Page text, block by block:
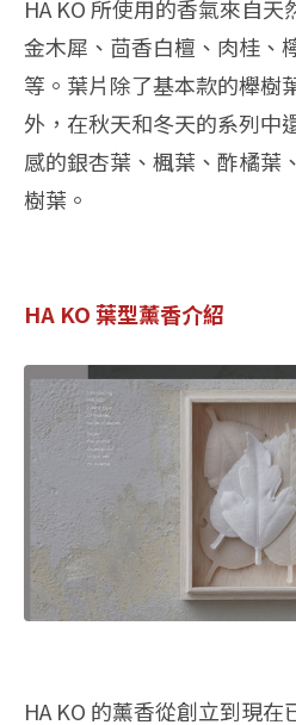
HA KO 所使用的香氣來自天
金木犀、茴香白檀、肉桂、
等。葉片除了基本款的櫸樹
外，在秋天和冬天的系列中
感的銀杏葉、楓葉、酢橘葉
樹葉。
HA KO 葉型薰香介紹
HA KO 的薰香從創立到現